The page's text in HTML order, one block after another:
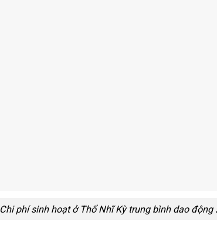
Chi phí sinh hoạt ở Thổ Nhĩ Kỳ trung bình dao